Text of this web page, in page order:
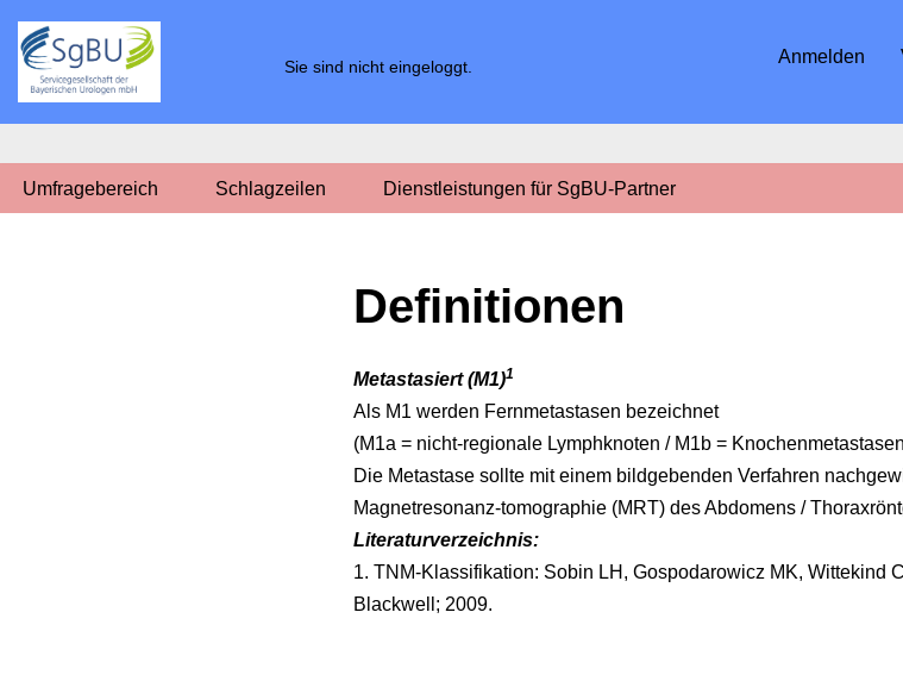
Zum
Inhalt
springen
Sie sind nicht eingeloggt. Anmelden
Umfragebereich Schlagzeilen Dienstleistungen für SgBU-Partner
Definitionen
Metastasiert (M1)1
Als M1 werden Fernmetastasen bezeichnet
(M1a = nicht-regionale Lymphknoten / M1b =
Die Metastase sollte mit einem bildgebenden Verfahren
Magnetresonanz-tomographie (MRT) des Abdomens /
Literaturverzeichnis:
1. TNM-Klassifikation: Sobin LH, Gospodarowicz MK, Wittekind
Blackwell; 2009.